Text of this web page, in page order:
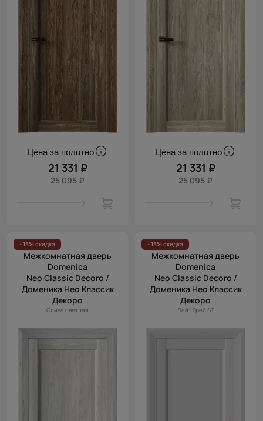
Цена за полотно
21 331 ₽
25 095 ₽
Цена за полотно
21 331 ₽
25 095 ₽
- 15% скидка
Межкомнатная дверь
Domenica
Neo Classic Decoro /
Доменика Нео Классик
Декоро
Олива светлая
- 15% скидка
Межкомнатная дверь
Domenica
Neo Classic Decoro /
Доменика Нео Классик
Декоро
Лайт Грей ST